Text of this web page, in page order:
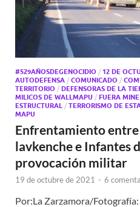
#529AÑOSDEGENOCIDIO / 12 DE
AUTODEFENSA / COMUNICADO /
TERRITORIO / DEFENSORAS DE LA
MILICOS DE WALLMAPU / FUERA
ESTRUCTURAL / TERRORISMO DE
MAPU
Enfrentamiento
lavkenche e Infantes
provocación militar
19 de octubre de 2021 - 6
Por:La Zarzamora/